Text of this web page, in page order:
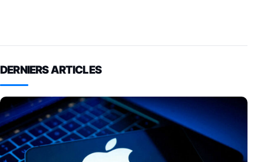
DERNIERS ARTICLES